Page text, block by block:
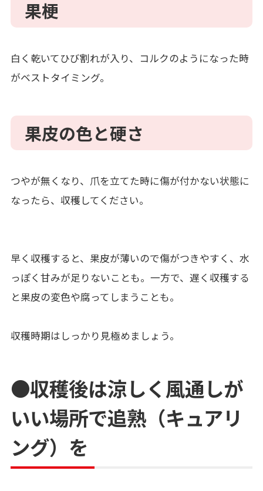
果梗
白く乾いてひび割れが入り、コルクのようになった時
がベストタイミング。
果皮の色と硬さ
つやが無くなり、爪を立てた時に傷が付かない状態に
なったら、収穫してください。
早く収穫すると、果皮が薄いので傷がつきやすく、水
っぽく甘みが足りないことも。一方で、遅く収穫する
と果皮の変色や腐ってしまうことも。
収穫時期はしっかり見極めましょう。
●収穫後は涼しく風通しが
いい場所で追熟（キュアリ
ング）を